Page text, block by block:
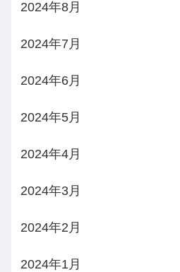
2024年8月
2024年7月
2024年6月
2024年5月
2024年4月
2024年3月
2024年2月
2024年1月